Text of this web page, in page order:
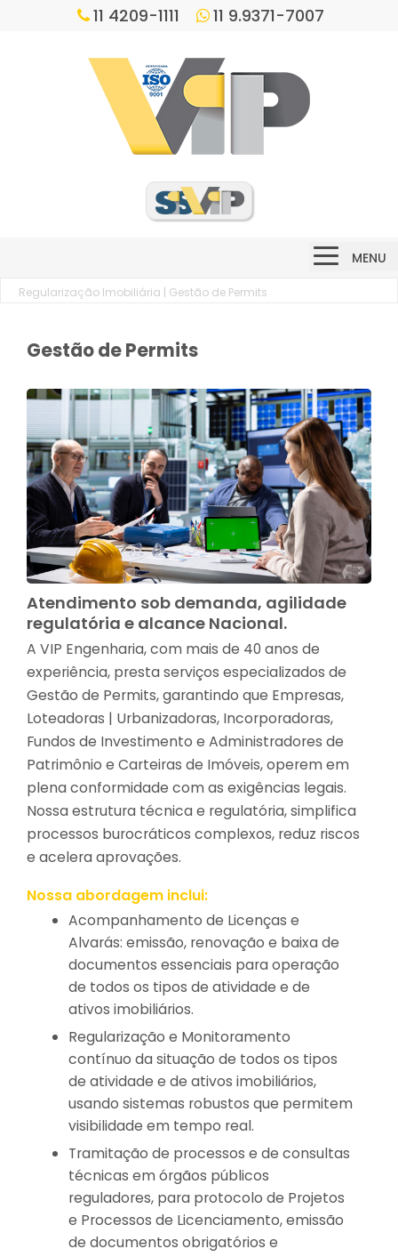
11 4209-1111 11 9.9371-7007
MENU
Regularização Imobiliária | Gestão de Permits
Gestão de Permits
Atendimento sob demanda, agilidade
regulatória e alcance Nacional.
A VIP Engenharia, com mais de 40 anos de
experiência, presta serviços especializados de
Gestão de Permits, garantindo que Empresas,
Loteadoras | Urbanizadoras, Incorporadoras,
Fundos de Investimento e Administradores de
Patrimônio e Carteiras de Imóveis, operem em
plena conformidade com as exigências legais.
Nossa estrutura técnica e regulatória, simplifica
processos burocráticos complexos, reduz riscos
e acelera aprovações.
Nossa abordagem inclui:
Acompanhamento de Licenças e
Alvarás: emissão, renovação e baixa de
documentos essenciais para operação
de todos os tipos de atividade e de
ativos imobiliários.
Regularização e Monitoramento
contínuo da situação de todos os tipos
de atividade e de ativos imobiliários,
usando sistemas robustos que permitem
visibilidade em tempo real.
Tramitação de processos e de consultas
técnicas em órgãos públicos
reguladores, para protocolo de Projetos
e Processos de Licenciamento, emissão
de documentos obrigatórios e